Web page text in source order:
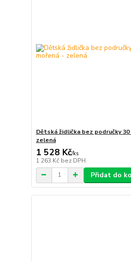
Dětská židlička bez područky 30
zelená
1 528 Kč/ks
1 263 Kč bez DPH
Přidat do